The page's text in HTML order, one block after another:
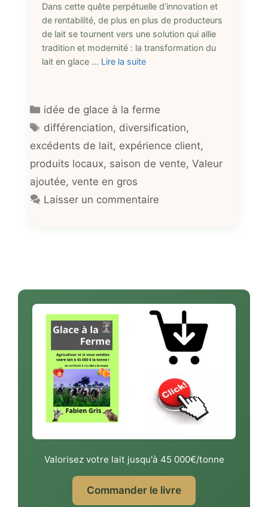
Dans cette quête perpétuelle d’innovation et
de rentabilité, de plus en plus de producteurs
de lait se tournent vers une solution qui allie
tradition et modernité : la transformation du
lait en glace … Lire la suite
Catégories
idée de glace à la ferme
Étiquettes
différenciation, diversification,
excédents de lait, expérience client,
produits locaux, saison de vente, Valeur
ajoutée, vente en gros
Laisser un commentaire
Valorisez votre lait jusqu'à 45 000€/tonne
Commander le livre